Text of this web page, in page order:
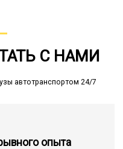
С НАМИ
автотранспортом 24/7
опыта